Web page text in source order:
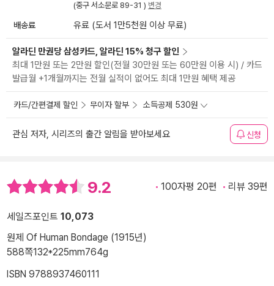
(중구 서소문로 89-31 ) 변경
배송료 유료 (도서 1만5천원 이상 무료)
알라딘 만권당 삼성카드, 알라딘 15% 청구 할인
최대 1만원 또는 2만원 할인(전월 30만원 또는 60만원 이용 시) / 카드
발급월 +1개월까지는 전월 실적이 없어도 최대 1만원 혜택 제공
카드/간편결제 할인 무이자 할부 소득공제 530원
관심 저자, 시리즈의 출간 알림을 받아보세요 신청
9.2 100자평 20편 리뷰 39편
세일즈포인트 10,073
원제 Of Human Bondage (1915년)
588쪽132*225mm764g
ISBN 9788937460111